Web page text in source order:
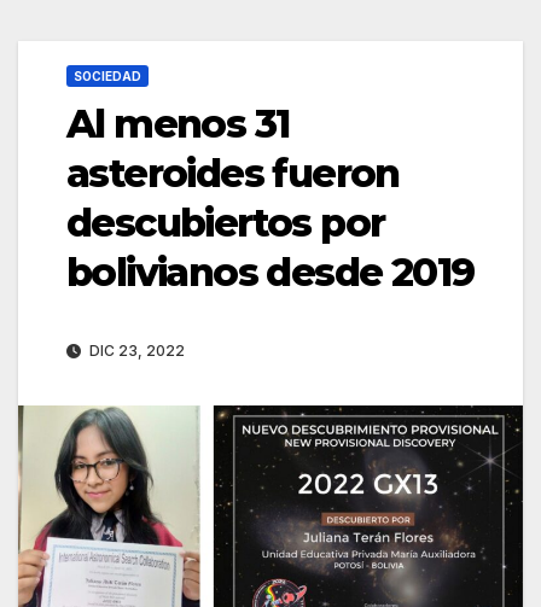
SOCIEDAD
Al menos 31
asteroides fueron
descubiertos por
bolivianos desde 2019
DIC 23, 2022